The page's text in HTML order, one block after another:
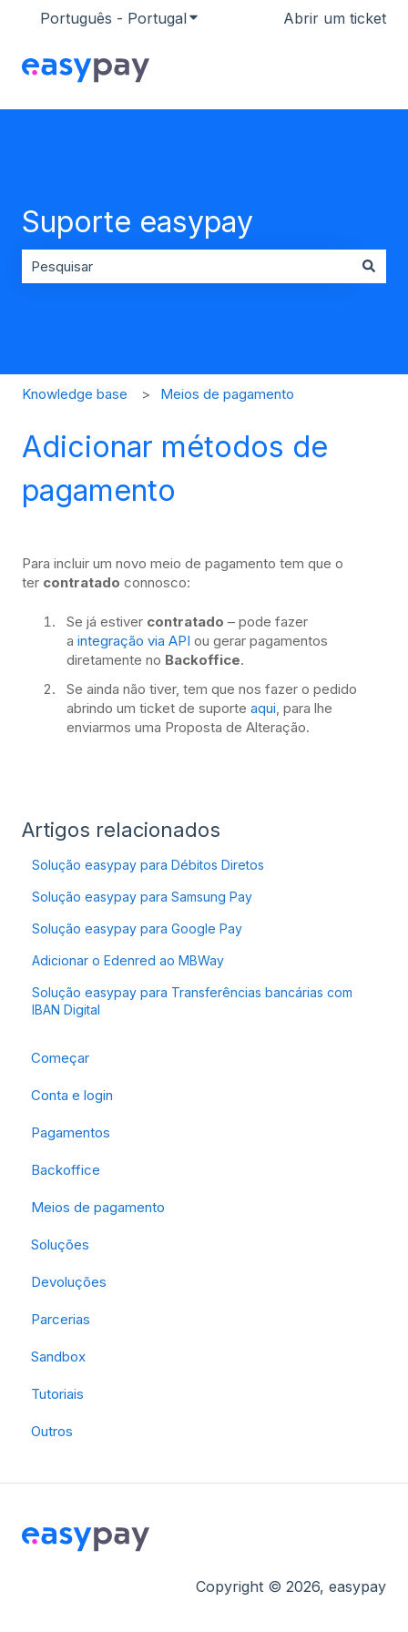
Português - PortugalMostrar submenu para
Abrir um ticket
Suporte easypay
Knowledge base Meios de pagamento
Adicionar métodos de
pagamento
Para incluir um novo meio de pagamento tem que o
ter contratado connosco:
Se já estiver contratado – pode fazer
a integração via API ou gerar pagamentos
diretamente no Backoffice.
Se ainda não tiver, tem que nos fazer o pedido
abrindo um ticket de suporte aqui, para lhe
enviarmos uma Proposta de Alteração.
Artigos relacionados
Solução easypay para Débitos Diretos
Solução easypay para Samsung Pay
Solução easypay para Google Pay
Adicionar o Edenred ao MBWay
Solução easypay para Transferências bancárias com
IBAN Digital
Começar
Conta e login
Pagamentos
Backoffice
Meios de pagamento
Soluções
Devoluções
Parcerias
Sandbox
Tutoriais
Outros
Copyright © 2026, easypay